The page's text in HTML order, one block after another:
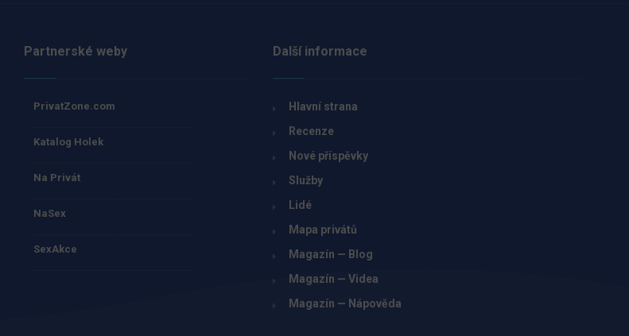
Partnerské weby
PrivatZone.com
Katalog Holek
Na Privát
NaSex
SexAkce
Další informace
Hlavní strana
Recenze
Nové příspěvky
Služby
Lidé
Mapa privátů
Magazín — Blog
Magazín — Videa
Magazín — Nápověda